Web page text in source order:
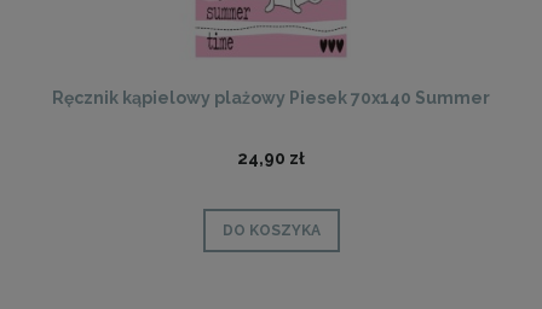
Ręcznik kąpielowy plażowy Piesek 70x140 Summer
24,90 zł
DO KOSZYKA